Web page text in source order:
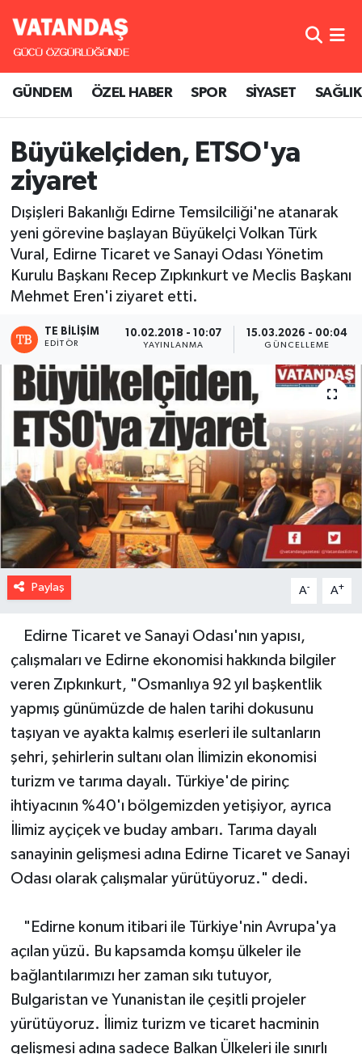
GÜNDEM ÖZEL HABER SPOR SİYASET SAĞLIK
Büyükelçiden, ETSO'ya
ziyaret
Dışişleri Bakanlığı Edirne Temsilciliği'ne atanarak
yeni görevine başlayan Büyükelçi Volkan Türk
Vural, Edirne Ticaret ve Sanayi Odası Yönetim
Kurulu Başkanı Recep Zıpkınkurt ve Meclis Başkanı
Mehmet Eren'i ziyaret etti.
TE BILIŞIM
EDITÖR
10.02.2018 - 10:07
YAYINLANMA
15.03.2026 - 00:04
GÜNCELLEME
Paylaş A- A+
Edirne Ticaret ve Sanayi Odası'nın yapısı,
çalışmaları ve Edirne ekonomisi hakkında bilgiler
veren Zıpkınkurt, "Osmanlıya 92 yıl başkentlik
yapmış günümüzde de halen tarihi dokusunu
taşıyan ve ayakta kalmış eserleri ile sultanların
şehri, şehirlerin sultanı olan İlimizin ekonomisi
turizm ve tarıma dayalı. Türkiye'de pirinç
ihtiyacının %40'ı bölgemizden yetişiyor, ayrıca
İlimiz ayçiçek ve buday ambarı. Tarıma dayalı
sanayinin gelişmesi adına Edirne Ticaret ve Sanayi
Odası olarak çalışmalar yürütüyoruz." dedi.
"Edirne konum itibari ile Türkiye'nin Avrupa'ya
açılan yüzü. Bu kapsamda komşu ülkeler ile
bağlantılarımızı her zaman sıkı tutuyor,
Bulgaristan ve Yunanistan ile çeşitli projeler
yürütüyoruz. İlimiz turizm ve ticaret hacminin
gelişmesi adına sadece Balkan Ülkeleri ile sınırlı
GÜNDEM
SPOR
SİYASET
SAĞLIK
Hava Durumu
Süper Lig Puan Durumu ve Fikstür
Tüm Manşetler
Son Dakika Haberleri
Haber Arşivi